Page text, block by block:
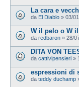
La cara e
da El Diablo » 03/
W il pelo o W
da redbaron » 28/
DITA VON
da cattivipensieri »
espressioni di
da teddy duchamp